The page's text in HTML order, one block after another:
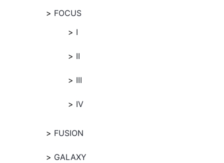
FOCUS
I
II
III
IV
FUSION
GALAXY